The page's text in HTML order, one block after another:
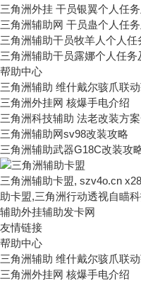
三角洲外挂 干员银翼个人任
三角洲辅助网 干员蛊个人任
三角洲辅助干员牧羊人个人任
三角洲辅助干员露娜个人任务
帮助中心
三角洲辅助 维什戴尔骇爪联
三角洲外挂网 核爆手电介绍
三角洲科技辅助 法老改装方
三角洲辅助网sv98改装攻略
三角洲辅助武器G18C改装攻
三角洲辅助卡盟, szv4o.cn
助卡盟,三角洲行动透视自瞄
辅助外挂辅助发卡网
友情链接
帮助中心
三角洲辅助 维什戴尔骇爪联
三角洲外挂网 核爆手电介绍